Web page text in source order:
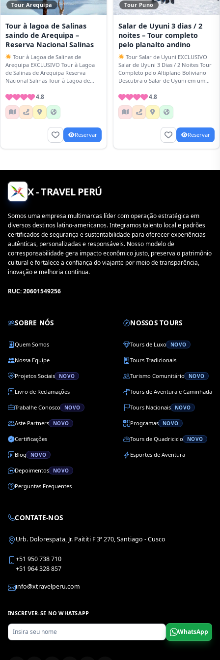
Tour Arequipa
Tour à lagoa de Salinas
saindo de Arequipa –
Reserva Nacional Salinas
Tour à Lagoa de Salinas de
Arequipa EXCLUSIVO Tour à Lagoa
de Salinas de Arequipa Reserva
Nacional Salinas Tour à Lagoa de
paisagens…4.8
Reservar
Tour Puno
Salar de Uyuni 3 dias / 2
noites – Tour completo
pelo planalto andino
Tour Salar de Uyuni EXCLUSIVO
Salar de Uyuni 3 Dias / 2 Noites Tour
Completo pelo Altiplano Boliviano
Descubra o Salar de Uyuni em um
4.8
Reservar
X - TRAVEL PERÚ
Somos uma empresa multimarcas líder com operação estratégica em
diversos destinos latino-americanos. Integramos talento local e padrões
certificados de segurança e sustentabilidade para oferecer experiências
autênticas, personalizadas e responsáveis. Nosso modelo de
corresponsabilidade gera impacto econômico justo, preserva o patrimônio
cultural e fortalece a confiança do viajante por meio de transparência,
inovação e melhoria contínua.
RUC: 20601549256
SOBRE NÓS
Quem Somos
Nossa Equipe
Projetos Sociais NOVO
Livro de Reclamações
Trabalhe Conosco NOVO
Aste Partners NOVO
Certificações
Blog NOVO
Depoimentos NOVO
Perguntas Frequentes
NOSSOS TOURS
Tours de Luxo NOVO
Tours Tradicionais
Turismo Comunitário NOVO
Tours de Aventura e Caminhada
Tours Nacionais NOVO
Programas NOVO
Tours de Quadriciclo NOVO
Esportes de Aventura
CONTATE-NOS
Urb. Dolorespata, Jr. Paititi F 3ª 270, Santiago - Cusco
+51 950 738 710
+51 964 328 857
info@xtravelperu.com
INSCREVER-SE NO WHATSAPP
WhatsApp